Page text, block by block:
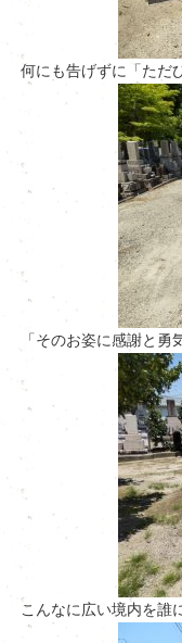
何にも告げずに「ただ
「そのお姿に感謝と
こんなに広い境内を誰